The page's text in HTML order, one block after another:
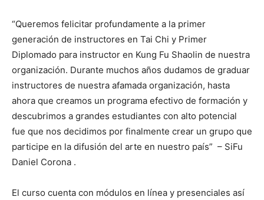
“Queremos felicitar profundamente a la primer
generación de instructores en Tai Chi y Primer
Diplomado para instructor en Kung Fu Shaolin de nuestra
organización. Durante muchos años dudamos de graduar
instructores de nuestra afamada organización, hasta
ahora que creamos un programa efectivo de formación y
descubrimos a grandes estudiantes con alto potencial
fue que nos decidimos por finalmente crear un grupo que
participe en la difusión del arte en nuestro país” – SiFu
Daniel Corona .
El curso cuenta con módulos en línea y presenciales así